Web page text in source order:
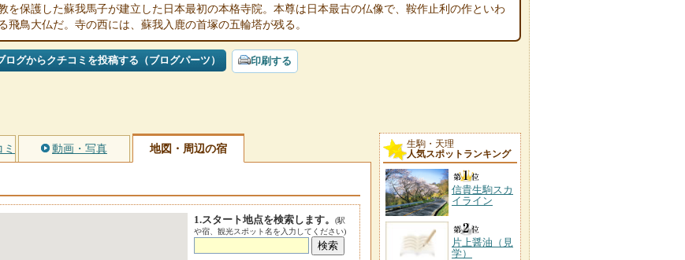
を保護した蘇我馬子が建立した日本最初の本格寺院。本尊は日本最古の仏像で、鞍作止利の作といわ
飛鳥大仏だ。寺の西には、蘇我入鹿の首塚の五輪塔が残る。
ログからクチコミを投稿する（ブログパーツ） 印刷する
動画・写真 地図・周辺の宿
1.スタート地点を検索します。
(駅
や宿、観光スポット名を入力してください)
生駒・天理
人気スポットランキング
信貴生駒スカ
イライン
片上醤油（見
学）